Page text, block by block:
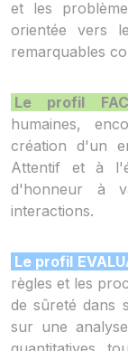
Le profil
humaines,
création d'un
Attentif et à
d'honneur à
interactions.
Le profil
règles et les
de sûreté dans
sur une
et les
orientée vers
remarquables